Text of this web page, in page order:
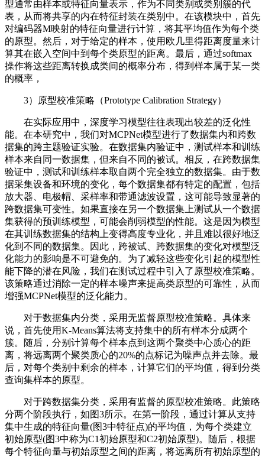
型通常由样本或特征向量表示，作为不同类别或类别簇的代
表，从而将共享的内在特征封装在类别中。在该模块中，首先
对编码器M映射的特征向量进行计算，将其平均值作为每个类
的原型。然后，对于给定的样本，使用欧几里得距离度量来计
算其在嵌入空间中到每个类原型的距离。最后，通过softmax
操作将这些距离转换成类间的概率分布，得到样本属于某一类
的概率，
3）原型校准策略（Prototype Calibration Strategy）
在实际应用中，深度学习模型往往表现出较差的泛化性
能。在本研究中，我们对MCPNet模型进行了数据集内和跨数
据集的跨主题验证实验。在数据集内验证中，测试样本和训练
样本来自同一数据集，但来自不同的被试。相反，在跨数据集
验证中，测试和训练样本取自两个完全独立的数据集。由于数
据采集设备和环境的变化，每个数据集都有特定的配置，包括
放大器、电极帽、采样率和带通滤波设置，这可能导致显著的
跨数据集可变性。如果直接在另一个数据集上测试从一个数据
集获得的预训练模型，可能会削弱模型的性能。这是因为模型
在其训练数据集的结构上变得高度专业化，并且难以很好地泛
化到不同的数据集。因此，跨被试、跨数据集的变化对模型泛
化能力的影响是不可避免的。为了减轻这些变化引起的模型性
能下降的潜在风险，我们在测试过程中引入了原型校准策略。
该策略通过消除一定的样本噪声来提高类原型的可靠性，从而
增强MCPNet模型的泛化能力。
对于数据集内分类，采用无监督原型校准策略。具体来
说，首先使用K-Means算法将支持集中的所有样本分成两个
簇。随后，分别计算每个样本点到这两个聚类中心质心的距
离，将远离两个聚类质心的20%的点标记为噪声点并去除。最
后，对每个类别中剩余的样本，计算它们的平均值，得到分类
查询集样本的原型。
对于跨数据集分类，采用有监督的原型校准策略。此策略
分两个阶段执行，如图3所示。在第一阶段，通过计算从支持
集中生成的特征向量(图3中特征点)的平均值，为每个类建立
初始原型(图3中称为C1初始原型和C2初始原型)。随后，根据
每个特征向量与初始原型之间的距离，将远离所有初始原型的